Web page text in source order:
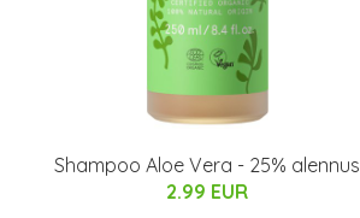
Shampoo Aloe Vera - 25% alennus
2.99 EUR